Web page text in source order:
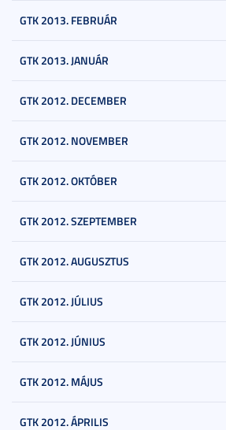
GTK 2013. FEBRUÁR
GTK 2013. JANUÁR
GTK 2012. DECEMBER
GTK 2012. NOVEMBER
GTK 2012. OKTÓBER
GTK 2012. SZEPTEMBER
GTK 2012. AUGUSZTUS
GTK 2012. JÚLIUS
GTK 2012. JÚNIUS
GTK 2012. MÁJUS
GTK 2012. ÁPRILIS